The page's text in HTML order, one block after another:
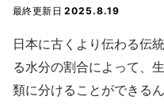
最終更新日2025.8.19
日本に古くより伝わる伝
る水分の割合によって、
類に分けることができる